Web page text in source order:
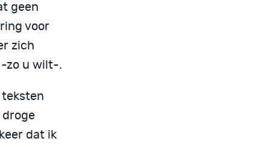
geen
voor
zich
-zo u wilt-.
teksten
dat ik